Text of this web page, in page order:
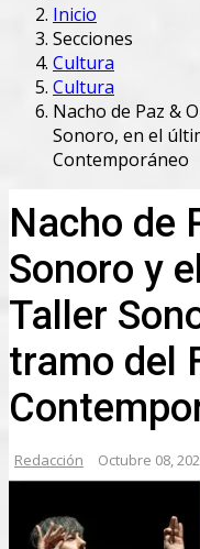
Inicio
Secciones
Cultura
Cultura
Nacho de Paz &
Sonoro, en el
Contemporáneo
Nacho de
Sonoro y
Taller
tramo del
Redacción Octubre 08,